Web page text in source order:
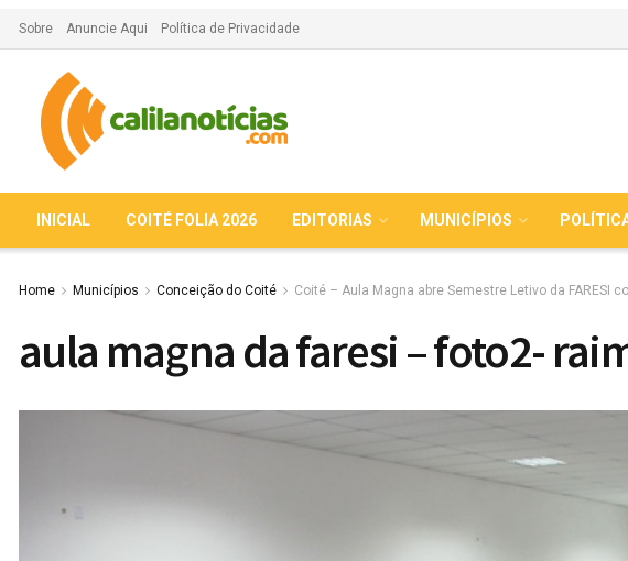
Sobre Anuncie Aqui Política de Privacidade
INICIAL COITÉ FOLIA 2026 EDITORIAS MUNICÍPIOS
Home Municípios Conceição do Coité Coité – Aula Magna abre Semestre Letivo da FARESI
aula magna da faresi – foto2-